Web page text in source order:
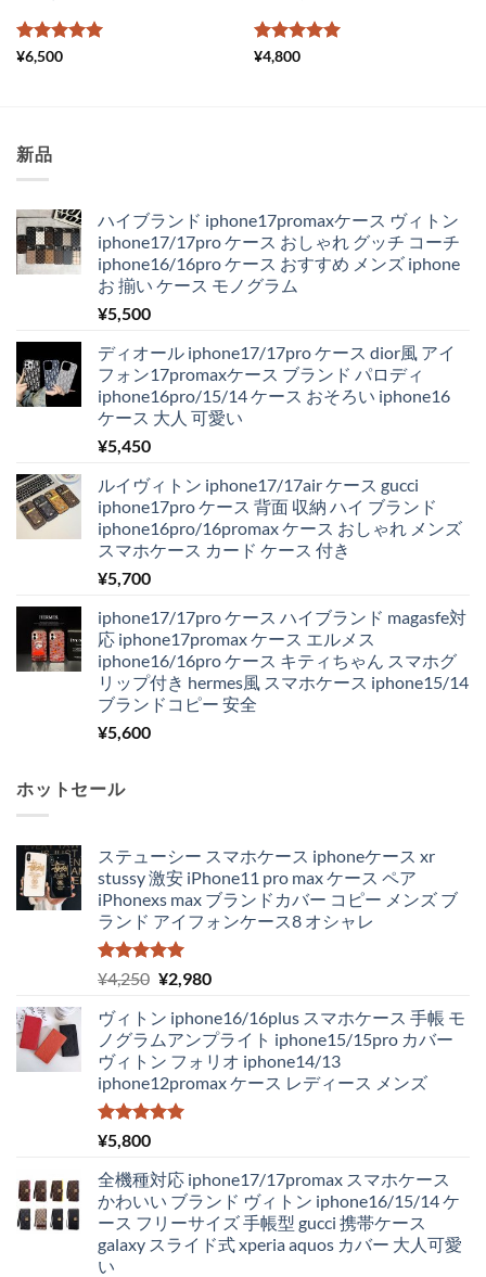
5段階中
¥6,500 5段階中
¥4,800
新品
ハイブランド iphone17promaxケース ヴィトン
iphone17/17pro ケース おしゃれ グッチ コーチ
iphone16/16pro ケース おすすめ メンズ iphone
お 揃い ケース モノグラム
¥5,500
ディオール iphone17/17pro ケース dior風 アイ
フォン17promaxケース ブランド パロディ
iphone16pro/15/14 ケース おそろい iphone16
ケース 大人 可愛い
¥5,450
ルイヴィトン iphone17/17air ケース gucci
iphone17pro ケース 背面 収納 ハイ ブランド
iphone16pro/16promax ケース おしゃれ メンズ
スマホケース カード ケース 付き
¥5,700
iphone17/17pro ケース ハイブランド magasfe対
応 iphone17promax ケース エルメス
iphone16/16pro ケース キティちゃん スマホグ
リップ付き hermes風 スマホケース iphone15/14
ブランドコピー 安全
¥5,600
ホットセール
ステューシー スマホケース iphoneケース xr
stussy 激安 iPhone11 pro max ケース ペア
iPhonexs max ブランドカバー コピー メンズ ブ
ランド アイフォンケース8 オシャレ
5段階中
5.00
の評価
¥4,250 元
価
格
は
¥4,250
で
¥2,980現
の
価
格
は
ヴィトン iphone16/16plus スマホケース 手帳 モ
ノグラムアンプライト iphone15/15pro カバー
ヴィトン フォリオ iphone14/13
iphone12promax ケース レディース メンズ
5段階中
5.00
¥5,800
全機種対応 iphone17/17promax スマホケース
かわいい ブランド ヴィトン iphone16/15/14 ケ
ース フリーサイズ 手帳型 gucci 携帯ケース
galaxy スライド式 xperia aquos カバー 大人可愛
い